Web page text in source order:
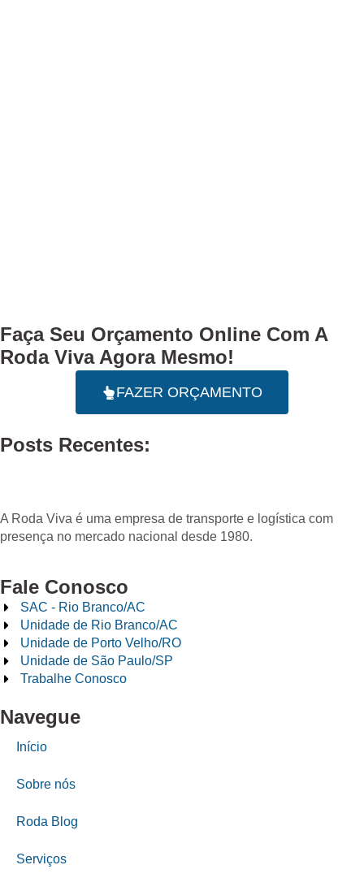
Faça Seu Orçamento Online Com A
Roda Viva Agora Mesmo!
FAZER ORÇAMENTO
Posts Recentes:
A Roda Viva é uma empresa de transporte e logística com
presença no mercado nacional desde 1980.
Fale Conosco
SAC - Rio Branco/AC
Unidade de Rio Branco/AC
Unidade de Porto Velho/RO
Unidade de São Paulo/SP
Trabalhe Conosco
Navegue
Início
Sobre nós
Roda Blog
Serviços